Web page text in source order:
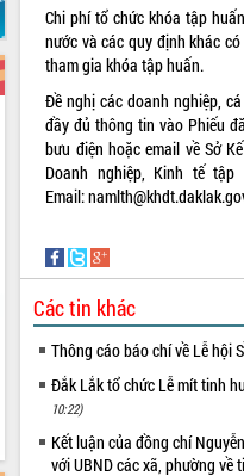
Chi phí tổ chức khóa tập
nước và các quy định khác
tham gia khóa tập huấn.
Đề nghị các doanh nghiệp,
đầy đủ thông tin vào Phiếu
bưu điện hoặc email về Sở
Doanh nghiệp, Kinh tế
Email:
Các tin khác
Thông cáo báo chí về Lễ hội
Đắk Lắk tổ chức Lễ mít tinh
10:22)
Kết luận của đồng chí
với UBND các xã, phường về